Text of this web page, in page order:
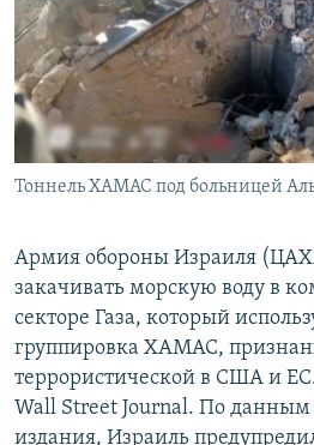
Тоннель ХАМАС под больницей
Армия обороны Израиля
закачивать морскую воду в
секторе Газа, который
группировка ХАМАС,
террористической в США и
Wall Street Journal. По
издания, Израиль